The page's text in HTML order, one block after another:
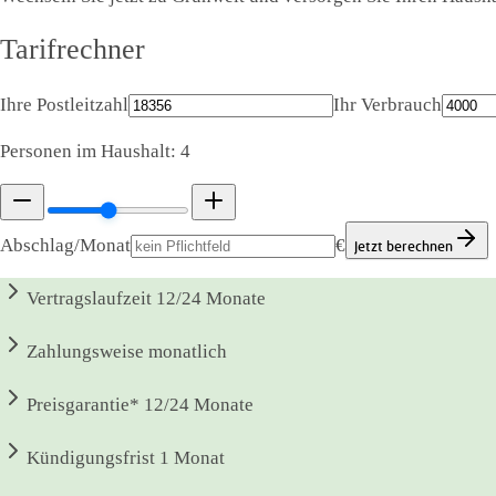
Tarifrechner
Ihre Postleitzahl Ihr Verbrauch
Personen im Haushalt: 4
Abschlag/Monat € Jetzt berechnen
Vertragslaufzeit 12/24 Monate
Zahlungsweise monatlich
Preisgarantie* 12/24 Monate
Kündigungsfrist 1 Monat